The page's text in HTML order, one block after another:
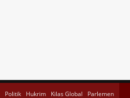
Politik Hukrim Kilas Global
Parlemen